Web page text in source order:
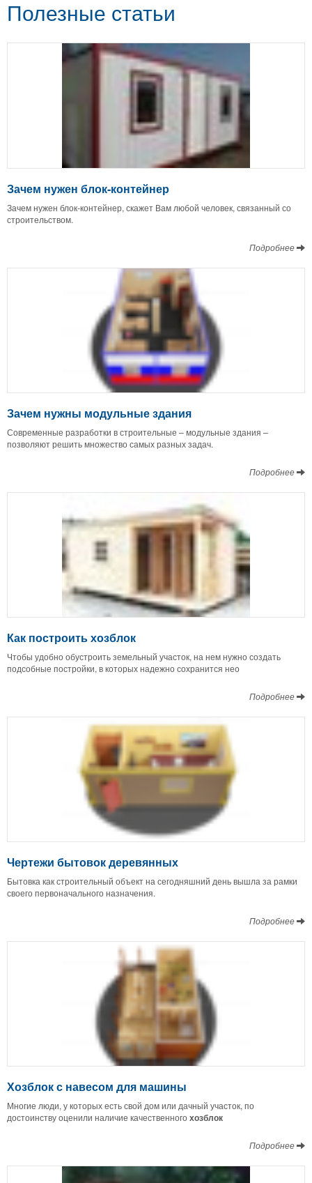
Полезные статьи
Зачем нужен блок-контейнер
Зачем нужен блок-контейнер, скажет Вам любой человек, связанный со
строительством.
Подробнее
Зачем нужны модульные здания
Современные разработки в строительные – модульные здания –
позволяют решить множество самых разных задач.
Подробнее
Как построить хозблок
Чтобы удобно обустроить земельный участок, на нем нужно создать
подсобные постройки, в которых надежно сохранится нео
Подробнее
Чертежи бытовок деревянных
Бытовка как строительный объект на сегодняшний день вышла за рамки
своего первоначального назначения.
Подробнее
Хозблок с навесом для машины
Многие люди, у которых есть свой дом или дачный участок, по
достоинству оценили наличие качественногохозблок
Подробнее